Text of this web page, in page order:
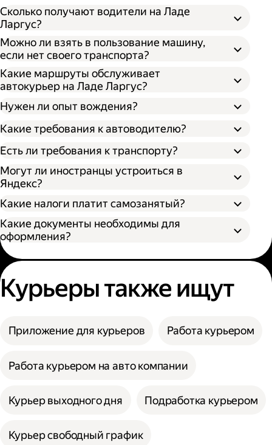
Сколько получают водители на Ладе
Ларгус?
Можно ли взять в пользование машину,
если нет своего транспорта?
Какие маршруты обслуживает
автокурьер на Ладе Ларгус?
Нужен ли опыт вождения?
Какие требования к автоводителю?
Есть ли требования к транспорту?
Могут ли иностранцы устроиться в
Яндекс?
Какие налоги платит самозанятый?
Какие документы необходимы для
оформления?
Курьеры также ищут
Приложение для курьеров Работа курьером
Работа курьером на авто компании
Курьер выходного дня Подработка курьером
Курьер свободный график